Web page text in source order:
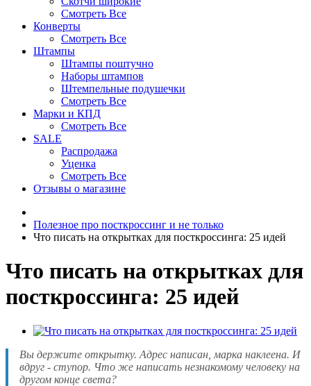
Смотреть Все
Конверты
Смотреть Все
Штампы
Штампы поштучно
Наборы штампов
Штемпельные подушечки
Смотреть Все
Марки и КПД
Смотреть Все
SALE
Распродажа
Уценка
Смотреть Все
Отзывы о магазине
Полезное про посткроссинг и не только
Что писать на открытках для посткроссинга: 25 идей
Что писать на открытках для
посткроссинга: 25 идей
Вы держите открытку. Адрес написан, марка наклеена. И
вдруг - ступор. Что же написать незнакомому человеку на
другом конце света?